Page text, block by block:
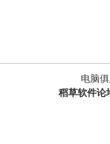
电脑
稻草软件论